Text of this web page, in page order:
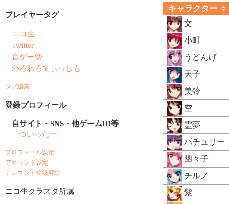
キャラクター
文
小町
うどんげ
天子
美鈴
空
霊夢
パチュリー
幽々子
チルノ
紫
プレイヤータグ
ニコ生
Twitter
音ゲー勢
わろわろてぃっしも
タグ編集
登録プロフィール
自サイト・SNS・他ゲームID等
ついったー
プロフィール設定
アカウント設定
アカウント登録解除
ニコ生クラスタ所属